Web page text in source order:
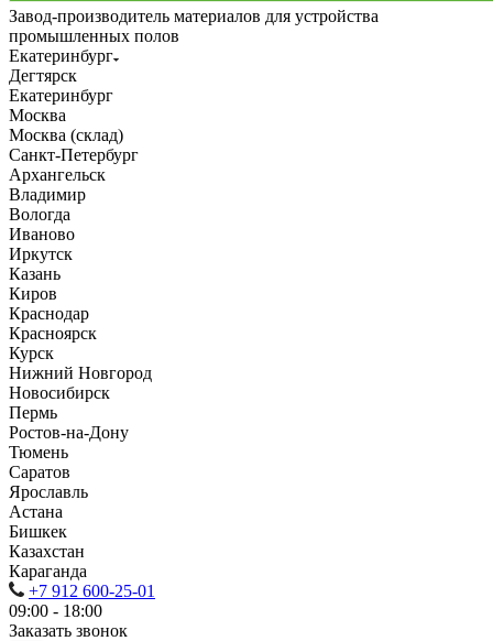
Завод-производитель материалов для устройства
промышленных полов
Екатеринбург
Дегтярск
Екатеринбург
Москва
Москва (склад)
Санкт-Петербург
Архангельск
Владимир
Вологда
Иваново
Иркутск
Казань
Киров
Краснодар
Красноярск
Курск
Нижний Новгород
Новосибирск
Пермь
Ростов-на-Дону
Тюмень
Саратов
Ярославль
Астана
Бишкек
Казахстан
Караганда
+7 912 600-25-01
09:00 - 18:00
Заказать звонок